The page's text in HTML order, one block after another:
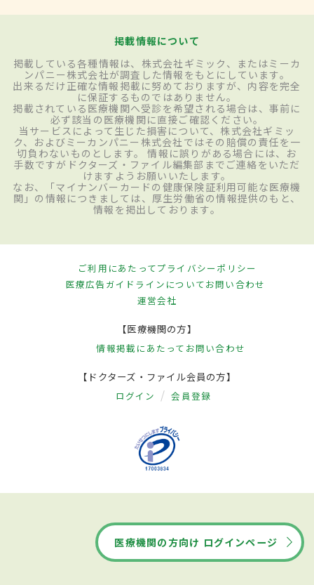
掲載情報について
掲載している各種情報は、株式会社ギミック、またはミーカ
ンパニー株式会社が調査した情報をもとにしています。
出来るだけ正確な情報掲載に努めておりますが、内容を完全
に保証するものではありません。
掲載されている医療機関へ受診を希望される場合は、事前に
必ず該当の医療機関に直接ご確認ください。
当サービスによって生じた損害について、株式会社ギミッ
ク、およびミーカンパニー株式会社ではその賠償の責任を一
切負わないものとします。 情報に誤りがある場合には、お
手数ですがドクターズ・ファイル編集部までご連絡をいただ
けますようお願いいたします。
なお、「マイナンバーカードの健康保険証利用可能な医療機
関」の情報につきましては、厚生労働省の情報提供のもと、
情報を掲出しております。
ご利用にあたってプライバシーポリシー
医療広告ガイドラインについてお問い合わせ
運営会社
【医療機関の方】
情報掲載にあたって お問い合わせ
【ドクターズ・ファイル会員の方】
ログイン 会員登録
医療機関の方向け ログインページ